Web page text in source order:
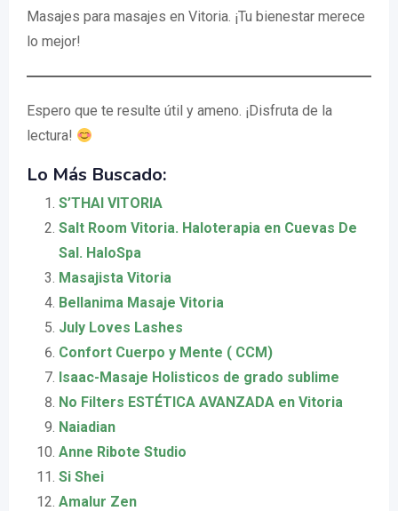
Masajes para masajes en Vitoria. ¡Tu bienestar merece
lo mejor!
Espero que te resulte útil y ameno. ¡Disfruta de la
lectura!
Lo Más Buscado:
S’THAI VITORIA
Salt Room Vitoria. Haloterapia en Cuevas De
Sal. HaloSpa
Masajista Vitoria
Bellanima Masaje Vitoria
July Loves Lashes
Confort Cuerpo y Mente ( CCM)
Isaac-Masaje Holisticos de grado sublime
No Filters ESTÉTICA AVANZADA en Vitoria
Naiadian
Anne Ribote Studio
Si Shei
Amalur Zen